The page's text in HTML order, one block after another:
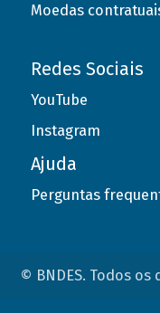
Moedas
Redes Sociais
YouTube
Instagram
Ajuda
Perguntas
© BNDES. Todos